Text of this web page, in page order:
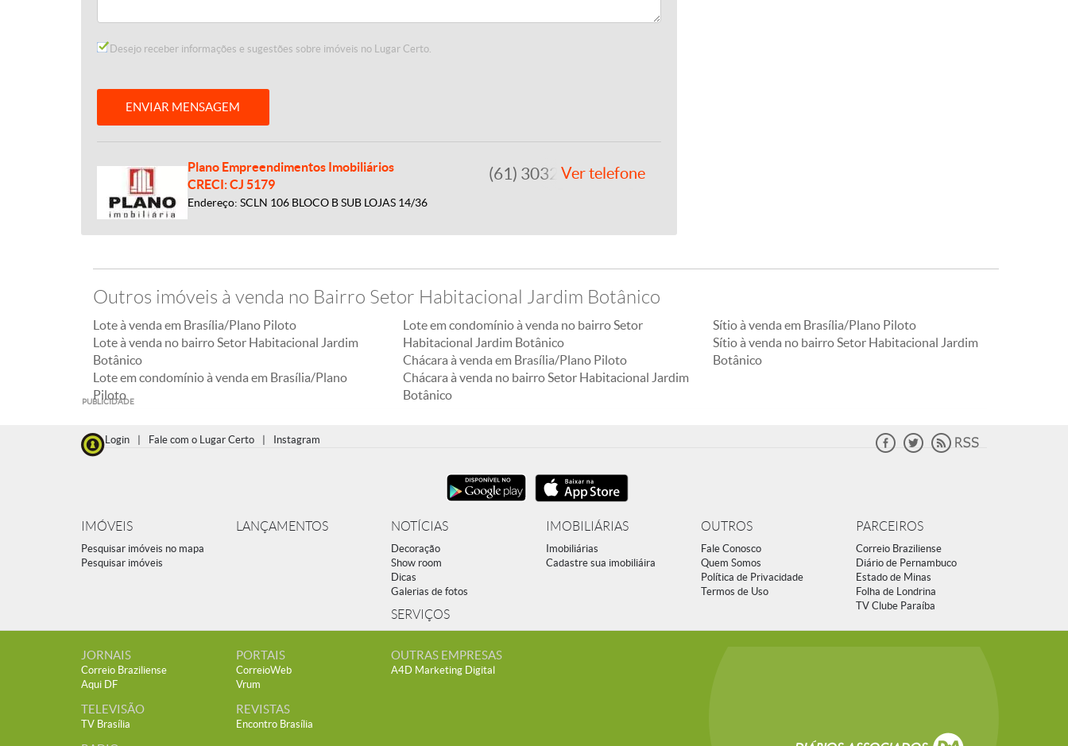
Desejo receber informações e sugestões sobre imóveis no Lugar Certo.
ENVIAR MENSAGEM
Plano Empreendimentos Imobiliários
CRECI: CJ 5179
Endereço: SCLN 106 BLOCO B SUB LOJAS 14/36
(61) 3032-7700Ver telefone
Outros imóveis à venda no Bairro Setor Habitacional Jardim Botânico
Lote à venda em Brasília/Plano Piloto
Lote à venda no bairro Setor Habitacional Jardim
Botânico
Lote em condomínio à venda em Brasília/Plano
Piloto
Lote em condomínio à venda no bairro Setor
Habitacional Jardim Botânico
Chácara à venda em Brasília/Plano Piloto
Chácara à venda no bairro Setor Habitacional Jardim
Botânico
Sítio à venda em Brasília/Plano Piloto
Sítio à venda no bairro Setor Habitacional Jardim
Botânico
PUBLICIDADE
Login Fale com o Lugar Certo Instagram
IMÓVEIS
Pesquisar imóveis no mapa
Pesquisar imóveis
LANÇAMENTOS NOTÍCIAS
Decoração
Show room
Dicas
Galerias de fotos
SERVIÇOS
IMOBILIÁRIAS
Imobiliárias
Cadastre sua imobiliáira
OUTROS
Fale Conosco
Quem Somos
Política de Privacidade
Termos de Uso
PARCEIROS
Correio Braziliense
Diário de Pernambuco
Estado de Minas
Folha de Londrina
TV Clube Paraíba
JORNAIS
Correio Braziliense
Aqui DF
TELEVISÃO
TV Brasília
PORTAIS
CorreioWeb
Vrum
REVISTAS
Encontro Brasília
OUTRAS EMPRESAS
A4D Marketing Digital